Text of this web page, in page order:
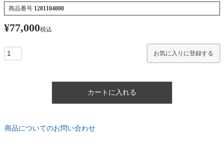
商品番号 1201104000
¥77,000税込
お気に入りに登録する
カートに入れる
商品についてのお問い合わせ